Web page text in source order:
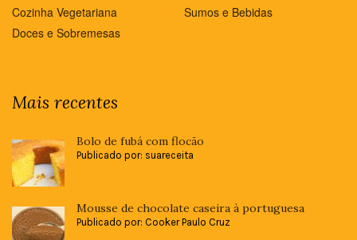
Cozinha Vegetariana
Doces e Sobremesas
Sumos e Bebidas
Mais recentes
Bolo de fubá com flocão
Publicado por: suareceita
Mousse de chocolate caseira à portuguesa
Publicado por: Cooker Paulo Cruz